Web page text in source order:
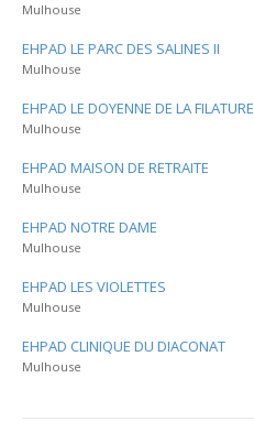
Mulhouse
EHPAD LE PARC DES SALINES II
Mulhouse
EHPAD LE DOYENNE DE LA FILATURE
Mulhouse
EHPAD MAISON DE RETRAITE
Mulhouse
EHPAD NOTRE DAME
Mulhouse
EHPAD LES VIOLETTES
Mulhouse
EHPAD CLINIQUE DU DIACONAT
Mulhouse